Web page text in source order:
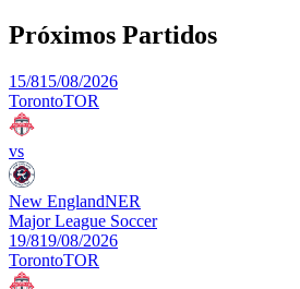
Próximos Partidos
15/815/08/2026
TorontoTOR
vs
New EnglandNER
Major League Soccer
19/819/08/2026
TorontoTOR